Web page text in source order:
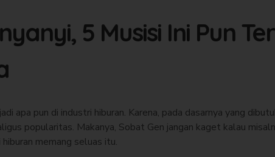
5 Musisi Ini Pun
apa pun di industri hiburan. Karena, pada dasarnya yang
popularitas. Makanya, Sobat Gen jangan kaget kalau
memang seluas itu.